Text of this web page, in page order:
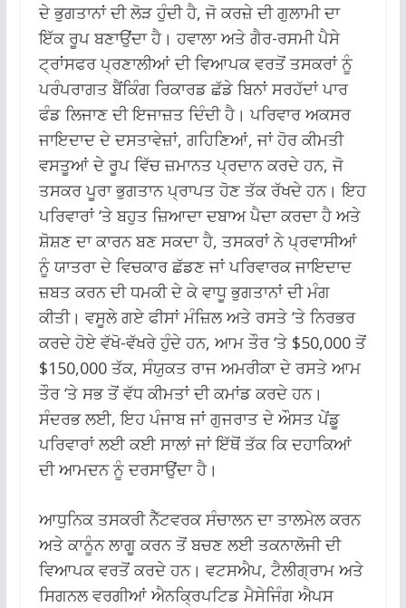
ਦੇ ਭੁਗਤਾਨਾਂ ਦੀ ਲੋੜ ਹੁੰਦੀ ਹੈ, ਜੋ ਕਰਜ਼ੇ ਦੀ ਗੁਲਾਮੀ ਦਾ
ਇੱਕ ਰੂਪ ਬਣਾਉਂਦਾ ਹੈ। ਹਵਾਲਾ ਅਤੇ ਗੈਰ-ਰਸਮੀ ਪੈਸੇ
ਟ੍ਰਾਂਸਫਰ ਪ੍ਰਣਾਲੀਆਂ ਦੀ ਵਿਆਪਕ ਵਰਤੋਂ ਤਸਕਰਾਂ ਨੂੰ
ਪਰੰਪਰਾਗਤ ਬੈਂਕਿੰਗ ਰਿਕਾਰਡ ਛੱਡੇ ਬਿਨਾਂ ਸਰਹੱਦਾਂ ਪਾਰ
ਫੰਡ ਲਿਜਾਣ ਦੀ ਇਜਾਜ਼ਤ ਦਿੰਦੀ ਹੈ। ਪਰਿਵਾਰ ਅਕਸਰ
ਜਾਇਦਾਦ ਦੇ ਦਸਤਾਵੇਜ਼ਾਂ, ਗਹਿਣਿਆਂ, ਜਾਂ ਹੋਰ ਕੀਮਤੀ
ਵਸਤੂਆਂ ਦੇ ਰੂਪ ਵਿੱਚ ਜ਼ਮਾਨਤ ਪ੍ਰਦਾਨ ਕਰਦੇ ਹਨ, ਜੋ
ਤਸਕਰ ਪੂਰਾ ਭੁਗਤਾਨ ਪ੍ਰਾਪਤ ਹੋਣ ਤੱਕ ਰੱਖਦੇ ਹਨ। ਇਹ
ਪਰਿਵਾਰਾਂ ‘ਤੇ ਬਹੁਤ ਜ਼ਿਆਦਾ ਦਬਾਅ ਪੈਦਾ ਕਰਦਾ ਹੈ ਅਤੇ
ਸ਼ੋਸ਼ਣ ਦਾ ਕਾਰਨ ਬਣ ਸਕਦਾ ਹੈ, ਤਸਕਰਾਂ ਨੇ ਪ੍ਰਵਾਸੀਆਂ
ਨੂੰ ਯਾਤਰਾ ਦੇ ਵਿਚਕਾਰ ਛੱਡਣ ਜਾਂ ਪਰਿਵਾਰਕ ਜਾਇਦਾਦ
ਜ਼ਬਤ ਕਰਨ ਦੀ ਧਮਕੀ ਦੇ ਕੇ ਵਾਧੂ ਭੁਗਤਾਨਾਂ ਦੀ ਮੰਗ
ਕੀਤੀ। ਵਸੂਲੇ ਗਏ ਫੀਸਾਂ ਮੰਜ਼ਿਲ ਅਤੇ ਰਸਤੇ ‘ਤੇ ਨਿਰਭਰ
ਕਰਦੇ ਹੋਏ ਵੱਖੋ-ਵੱਖਰੇ ਹੁੰਦੇ ਹਨ, ਆਮ ਤੌਰ ‘ਤੇ $50,000 ਤੋਂ
$150,000 ਤੱਕ, ਸੰਯੁਕਤ ਰਾਜ ਅਮਰੀਕਾ ਦੇ ਰਸਤੇ ਆਮ
ਤੌਰ ‘ਤੇ ਸਭ ਤੋਂ ਵੱਧ ਕੀਮਤਾਂ ਦੀ ਕਮਾਂਡ ਕਰਦੇ ਹਨ।
ਸੰਦਰਭ ਲਈ, ਇਹ ਪੰਜਾਬ ਜਾਂ ਗੁਜਰਾਤ ਦੇ ਔਸਤ ਪੇਂਡੂ
ਪਰਿਵਾਰਾਂ ਲਈ ਕਈ ਸਾਲਾਂ ਜਾਂ ਇੱਥੋਂ ਤੱਕ ਕਿ ਦਹਾਕਿਆਂ
ਦੀ ਆਮਦਨ ਨੂੰ ਦਰਸਾਉਂਦਾ ਹੈ।
ਆਧੁਨਿਕ ਤਸਕਰੀ ਨੈੱਟਵਰਕ ਸੰਚਾਲਨ ਦਾ ਤਾਲਮੇਲ ਕਰਨ
ਅਤੇ ਕਾਨੂੰਨ ਲਾਗੂ ਕਰਨ ਤੋਂ ਬਚਣ ਲਈ ਤਕਨਾਲੋਜੀ ਦੀ
ਵਿਆਪਕ ਵਰਤੋਂ ਕਰਦੇ ਹਨ। ਵਟਸਐਪ, ਟੈਲੀਗ੍ਰਾਮ ਅਤੇ
ਸਿਗਨਲ ਵਰਗੀਆਂ ਐਨਕ੍ਰਿਪਟਿਡ ਮੈਸੇਜਿੰਗ ਐਪਸ